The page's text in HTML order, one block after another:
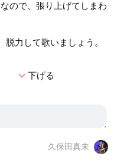
ので、張り上げてしまわ
力して歌いましょう。
expand_more下げる
久保田真未